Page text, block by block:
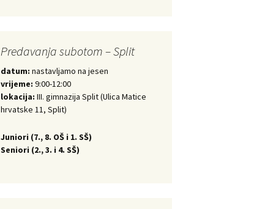
Predavanja subotom – Split
datum: nastavljamo na jesen
vrijeme: 9:00-12:00
lokacija: III. gimnazija Split (Ulica Matice
hrvatske 11, Split)
Juniori (7., 8. OŠ i 1. SŠ)
Seniori (2., 3. i 4. SŠ)